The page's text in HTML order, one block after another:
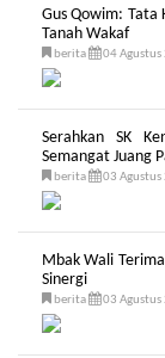
Gus Qowim: Tata
Tanah Wakaf
berita 04 Agustus
Serahkan SK
Semangat Juang
berita 03 Agustus
Mbak Wali
Sinergi
berita 03 Agustus